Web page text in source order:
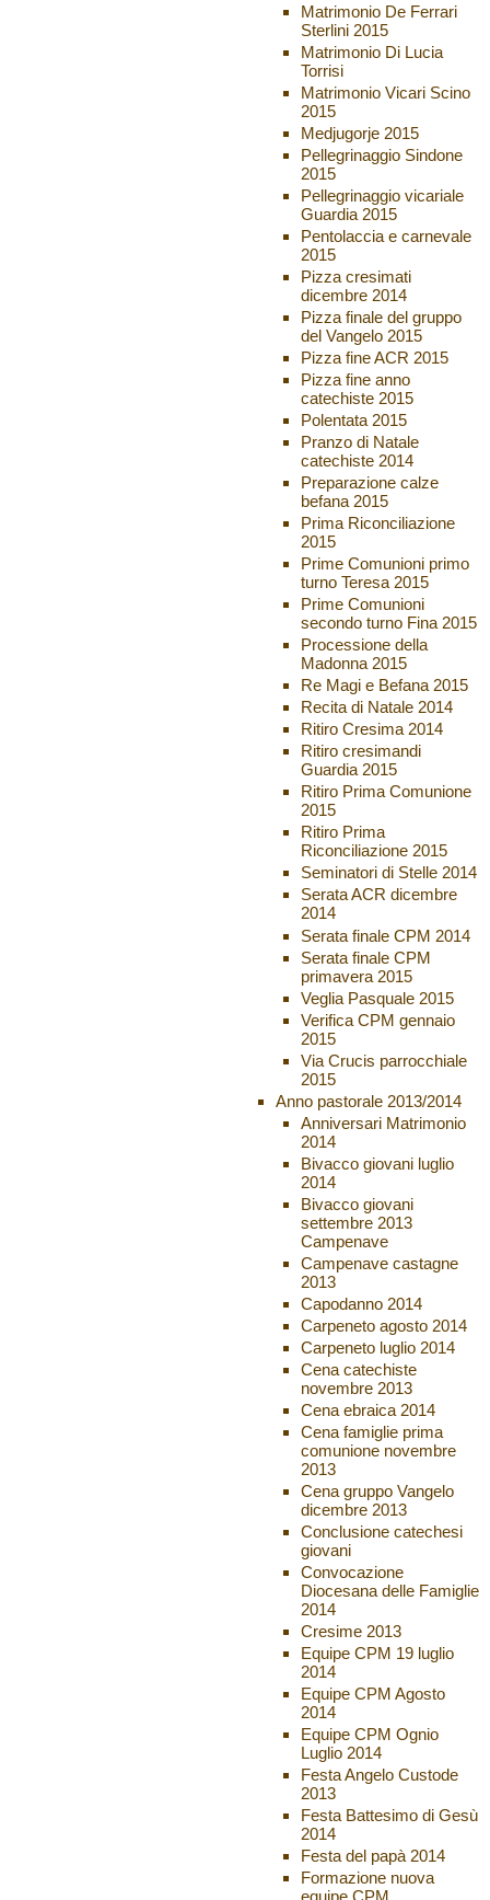
Matrimonio De Ferrari
Sterlini 2015
Matrimonio Di Lucia
Torrisi
Matrimonio Vicari Scino
2015
Medjugorje 2015
Pellegrinaggio Sindone
2015
Pellegrinaggio vicariale
Guardia 2015
Pentolaccia e carnevale
2015
Pizza cresimati
dicembre 2014
Pizza finale del gruppo
del Vangelo 2015
Pizza fine ACR 2015
Pizza fine anno
catechiste 2015
Polentata 2015
Pranzo di Natale
catechiste 2014
Preparazione calze
befana 2015
Prima Riconciliazione
2015
Prime Comunioni primo
turno Teresa 2015
Prime Comunioni
secondo turno Fina 2015
Processione della
Madonna 2015
Re Magi e Befana 2015
Recita di Natale 2014
Ritiro Cresima 2014
Ritiro cresimandi
Guardia 2015
Ritiro Prima Comunione
2015
Ritiro Prima
Riconciliazione 2015
Seminatori di Stelle 2014
Serata ACR dicembre
2014
Serata finale CPM 2014
Serata finale CPM
primavera 2015
Veglia Pasquale 2015
Verifica CPM gennaio
2015
Via Crucis parrocchiale
2015
Anno pastorale 2013/2014
Anniversari Matrimonio
2014
Bivacco giovani luglio
2014
Bivacco giovani
settembre 2013
Campenave
Campenave castagne
2013
Capodanno 2014
Carpeneto agosto 2014
Carpeneto luglio 2014
Cena catechiste
novembre 2013
Cena ebraica 2014
Cena famiglie prima
comunione novembre
2013
Cena gruppo Vangelo
dicembre 2013
Conclusione catechesi
giovani
Convocazione
Diocesana delle Famiglie
2014
Cresime 2013
Equipe CPM 19 luglio
2014
Equipe CPM Agosto
2014
Equipe CPM Ognio
Luglio 2014
Festa Angelo Custode
2013
Festa Battesimo di Gesù
2014
Festa del papà 2014
Formazione nuova